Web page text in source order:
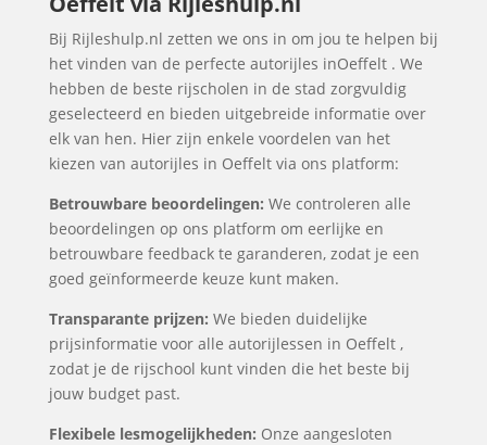
Bij Rijleshulp.nl zetten we ons in om jou te helpen bij
het vinden van de perfecte autorijles inOeffelt . We
hebben de beste rijscholen in de stad zorgvuldig
geselecteerd en bieden uitgebreide informatie over
elk van hen. Hier zijn enkele voordelen van het
kiezen van autorijles in Oeffelt via ons platform:
Betrouwbare beoordelingen: We controleren alle
beoordelingen op ons platform om eerlijke en
betrouwbare feedback te garanderen, zodat je een
goed geïnformeerde keuze kunt maken.
Transparante prijzen: We bieden duidelijke
prijsinformatie voor alle autorijlessen in Oeffelt ,
zodat je de rijschool kunt vinden die het beste bij
jouw budget past.
Flexibele lesmogelijkheden: Onze aangesloten